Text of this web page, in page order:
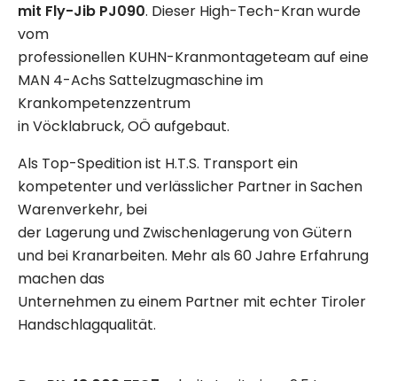
mit Fly-Jib PJ090. Dieser High-Tech-Kran wurde
vom
professionellen KUHN-Kranmontageteam auf eine
MAN 4-Achs Sattelzugmaschine im
Krankompetenzzentrum
in Vöcklabruck, OÖ aufgebaut.
Als Top-Spedition ist H.T.S. Transport ein
kompetenter und verlässlicher Partner in Sachen
Warenverkehr, bei
der Lagerung und Zwischenlagerung von Gütern
und bei Kranarbeiten. Mehr als 60 Jahre Erfahrung
machen das
Unternehmen zu einem Partner mit echter Tiroler
Handschlagqualität.